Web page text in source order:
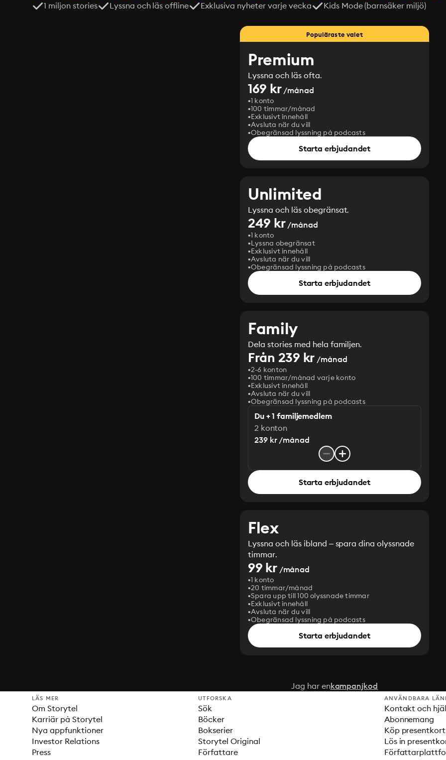
1 miljon stories Lyssna och läs offline Exklusiva nyheter varje vecka Kids Mode (barnsäker miljö)
Populäraste valet
Premium
Lyssna och läs ofta.
169 kr/månad
1 konto
100 timmar/månad
Exklusivt innehåll
Avsluta när du vill
Obegränsad lyssning på podcasts
Starta erbjudandet
Unlimited
Lyssna och läs obegränsat.
249 kr/månad
1 konto
Lyssna obegränsat
Exklusivt innehåll
Avsluta när du vill
Obegränsad lyssning på podcasts
Starta erbjudandet
Family
Dela stories med hela familjen.
Från 239 kr /månad
2-6 konton
100 timmar/månad varje konto
Exklusivt innehåll
Avsluta när du vill
Obegränsad lyssning på podcasts
Du + 1 familjemedlem
2 konton
239 kr /månad
Starta erbjudandet
Flex
Lyssna och läs ibland – spara dina olyssnade
timmar.
99 kr/månad
1 konto
20 timmar/månad
Spara upp till 100 olyssnade timmar
Exklusivt innehåll
Avsluta när du vill
Obegränsad lyssning på podcasts
Starta erbjudandet
Jag har enkampanjkod
LÄS MER
Om Storytel
Karriär på Storytel
Nya appfunktioner
Investor Relations
Press
UTFORSKA
Sök
Böcker
Bokserier
Storytel Original
Författare
ANVÄNDBARA
Kontakt och
Abonnemang
Köp presentkort
Lös in